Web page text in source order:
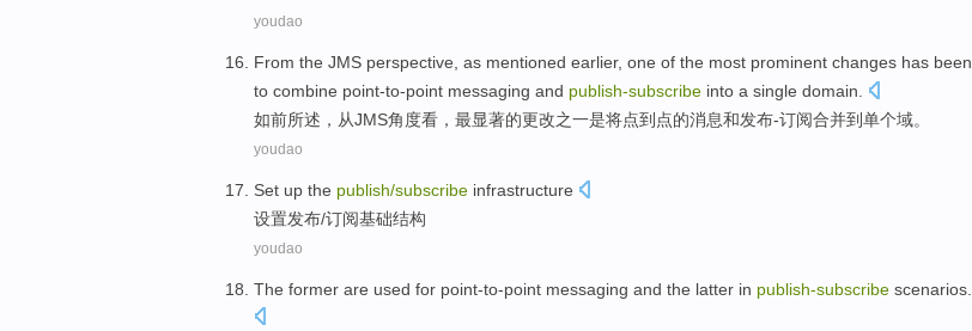
youdao
From the JMS perspective as mentioned earlier, one of the most prominent changes has been
to combine point-to-point messaging and publish-subscribe into a single domain
如前所述， 从JMS角度看 ， 最显著的更改之一是将点到点的消息和发布-订阅合并到单个域。
youdao
Set up the publish/subscribe infrastructure
设置发布/订阅基础结构
youdao
The former are used for point-to-point messaging and the latter in publish-subscribe scenarios